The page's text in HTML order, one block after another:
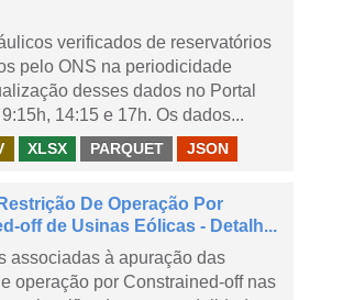
verificados de reservatórios
pelo ONS na periodicidade
desses dados no Portal
14:15 e 17h. Os dados...
XLSX PARQUET JSON
De Operação Por
off de Usinas Eólicas - Detalh...
associadas à apuração das
operação por Constrained-off nas